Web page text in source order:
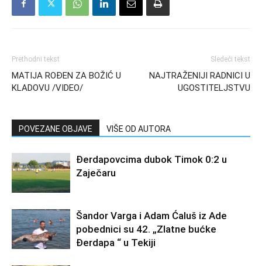
Prethodni tekst
MATIJA ROĐEN ZA BOŽIĆ U
KLADOVU /VIDEO/
Sledeći tekst
NAJTRAŽENIJI RADNICI U
UGOSTITELJSTVU
POVEZANE OBJAVE VIŠE OD AUTORA
Đerdapovcima dubok Timok 0:2 u
Zaječaru
Šandor Varga i Adam Ćaluš iz Ade
pobednici su 42. „Zlatne bućke
Đerdapa “ u Tekiji